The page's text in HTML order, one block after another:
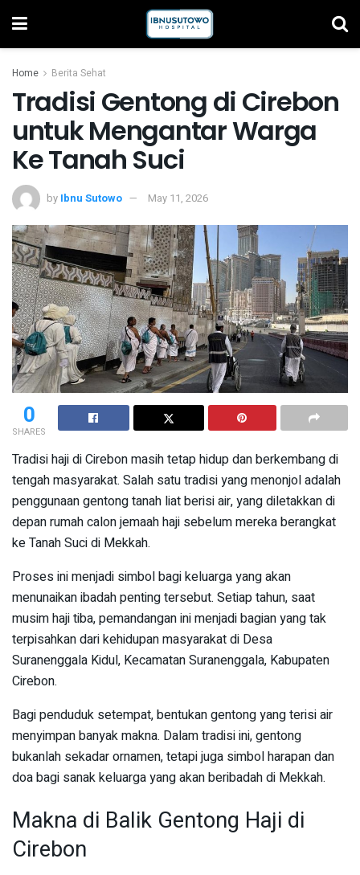
Home Berita Sehat
Tradisi Gentong di Cirebon
untuk Mengantar Warga
Ke Tanah Suci
by Ibnu Sutowo May 11, 2026
0
SHARES
Tradisi haji di Cirebon masih tetap hidup dan berkembang di
tengah masyarakat. Salah satu tradisi yang menonjol adalah
penggunaan gentong tanah liat berisi air, yang diletakkan di
depan rumah calon jemaah haji sebelum mereka berangkat
ke Tanah Suci di Mekkah.
Proses ini menjadi simbol bagi keluarga yang akan
menunaikan ibadah penting tersebut. Setiap tahun, saat
musim haji tiba, pemandangan ini menjadi bagian yang tak
terpisahkan dari kehidupan masyarakat di Desa
Suranenggala Kidul, Kecamatan Suranenggala, Kabupaten
Cirebon.
Bagi penduduk setempat, bentukan gentong yang terisi air
menyimpan banyak makna. Dalam tradisi ini, gentong
bukanlah sekadar ornamen, tetapi juga simbol harapan dan
doa bagi sanak keluarga yang akan beribadah di Mekkah.
Makna di Balik Gentong Haji di
Cirebon